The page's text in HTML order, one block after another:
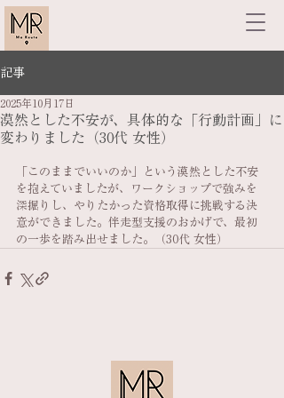
記事
漠然とした不安が、具体的な「行動計画」に
変わりました（30代 女性）
2025年10月17日
「このままでいいのか」という漠然とした不安
を抱えていましたが、ワークショップで強みを
深掘りし、やりたかった資格取得に挑戦する決
意ができました。伴走型支援のおかげで、最初
の一歩を踏み出せました。（30代 女性）